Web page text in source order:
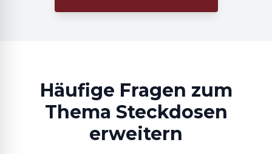
Häufige Fragen zum
Thema Steckdosen
erweitern